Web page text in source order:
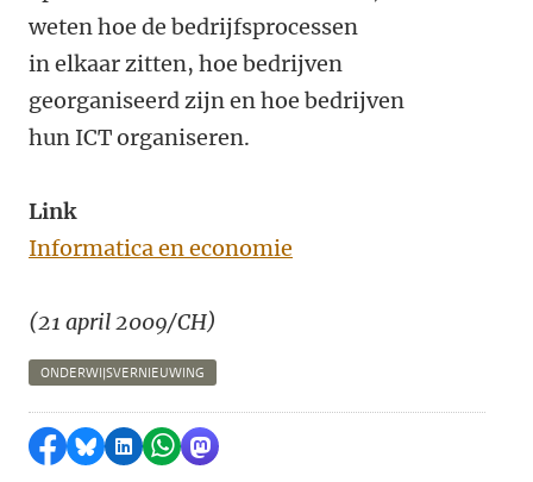
weten hoe de bedrijfsprocessen
in elkaar zitten, hoe bedrijven
georganiseerd zijn en hoe bedrijven
hun ICT organiseren.
Link
Informatica en economie
(21 april 2009/CH)
ONDERWIJSVERNIEUWING
Delen op Facebook
Delen via Bluesky
Delen op LinkedIn
Delen via WhatsApp
Delen via Mastodon